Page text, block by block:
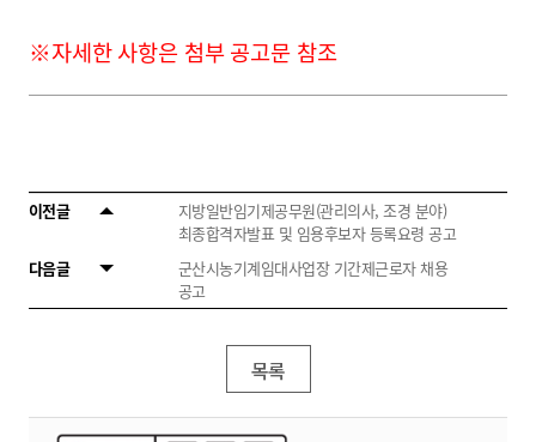
※자세한 사항은 첨부 공고문 참조
이전글
지방일반임기제공무원(관리의사, 조경 분야)
최종합격자발표 및 임용후보자 등록요령 공고
다음글
군산시농기계임대사업장 기간제근로자 채용
공고
목록